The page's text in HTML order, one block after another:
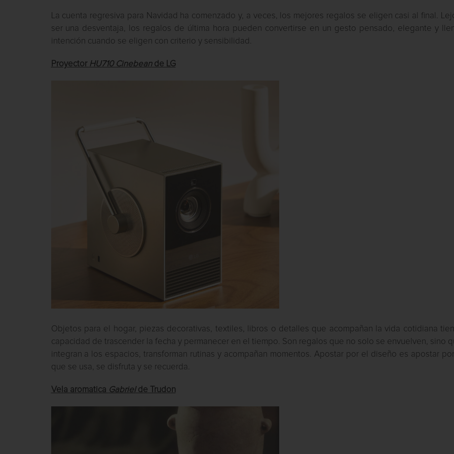
La cuenta regresiva para Navidad ha comenzado y, a veces, los mejores regalos se eligen casi al final.
ser una desventaja, los regalos de última hora pueden convertirse en un gesto pensado, elegante y
intención cuando se eligen con criterio y sensibilidad.
Proyector HU710 Cinebeande LG
Objetos para el hogar, piezas decorativas, textiles, libros o detalles que acompañan la vida cotidiana
capacidad de trascender la fecha y permanecer en el tiempo. Son regalos que no solo se envuelven, sino
integran a los espacios, transforman rutinas y acompañan momentos. Apostar por el diseño es apostar
que se usa, se disfruta y se recuerda.
Vela aromatica Gabrielde Trudon